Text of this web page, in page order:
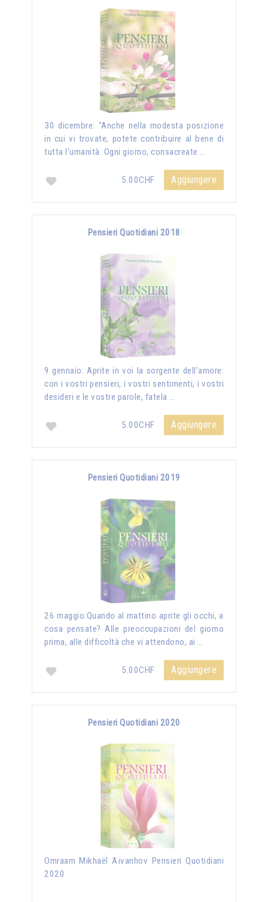
30 dicembre: "Anche nella modesta posizione
in cui vi trovate, potete contribuire al bene di
tutta l'umanità. Ogni giorno, consacreate …
5.00CHF Aggiungere
Pensieri Quotidiani 2018
9 gennaio: Aprite in voi la sorgente dell’amore:
con i vostri pensieri, i vostri sentimenti, i vostri
desideri e le vostre parole, fatela …
5.00CHF Aggiungere
Pensieri Quotidiani 2019
26 maggio:Quando al mattino aprite gli occhi, a
cosa pensate? Alle preoccupazioni del giorno
prima, alle difficoltà che vi attendono, ai …
5.00CHF Aggiungere
Pensieri Quotidiani 2020
Omraam Mikhaël Aïvanhov Pensieri Quotidiani
2020